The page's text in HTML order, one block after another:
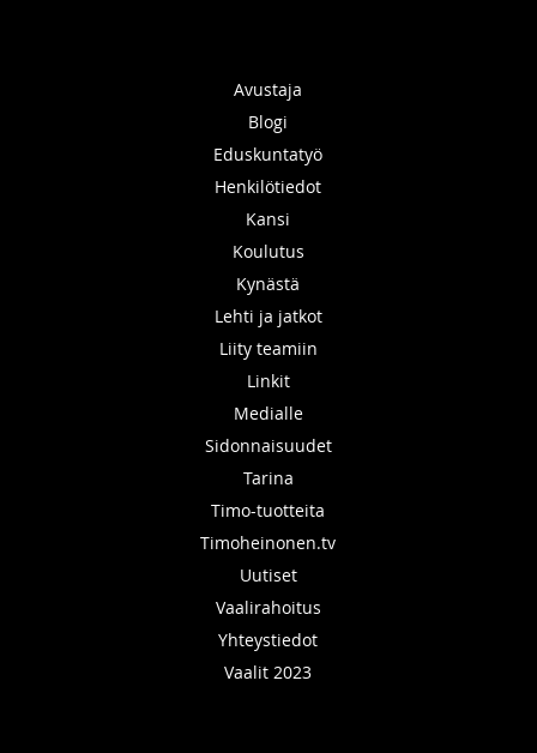
Avustaja
Blogi
Eduskuntatyö
Henkilötiedot
Kansi
Koulutus
Kynästä
Lehti ja jatkot
Liity teamiin
Linkit
Medialle
Sidonnaisuudet
Tarina
Timo-tuotteita
Timoheinonen.tv
Uutiset
Vaalirahoitus
Yhteystiedot
Vaalit 2023